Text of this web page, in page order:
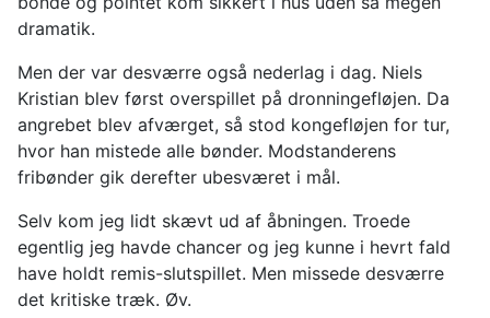
dramatik.
Men der var desværre også nederlag i dag. Niels
Kristian blev først overspillet på dronningefløjen. Da
angrebet blev afværget, så stod kongefløjen for tur,
hvor han mistede alle bønder. Modstanderens
fribønder gik derefter ubesværet i mål.
Selv kom jeg lidt skævt ud af åbningen. Troede
egentlig jeg havde chancer og jeg kunne i hevrt fald
have holdt remis-slutspillet. Men missede desværre
det kritiske træk. Øv.